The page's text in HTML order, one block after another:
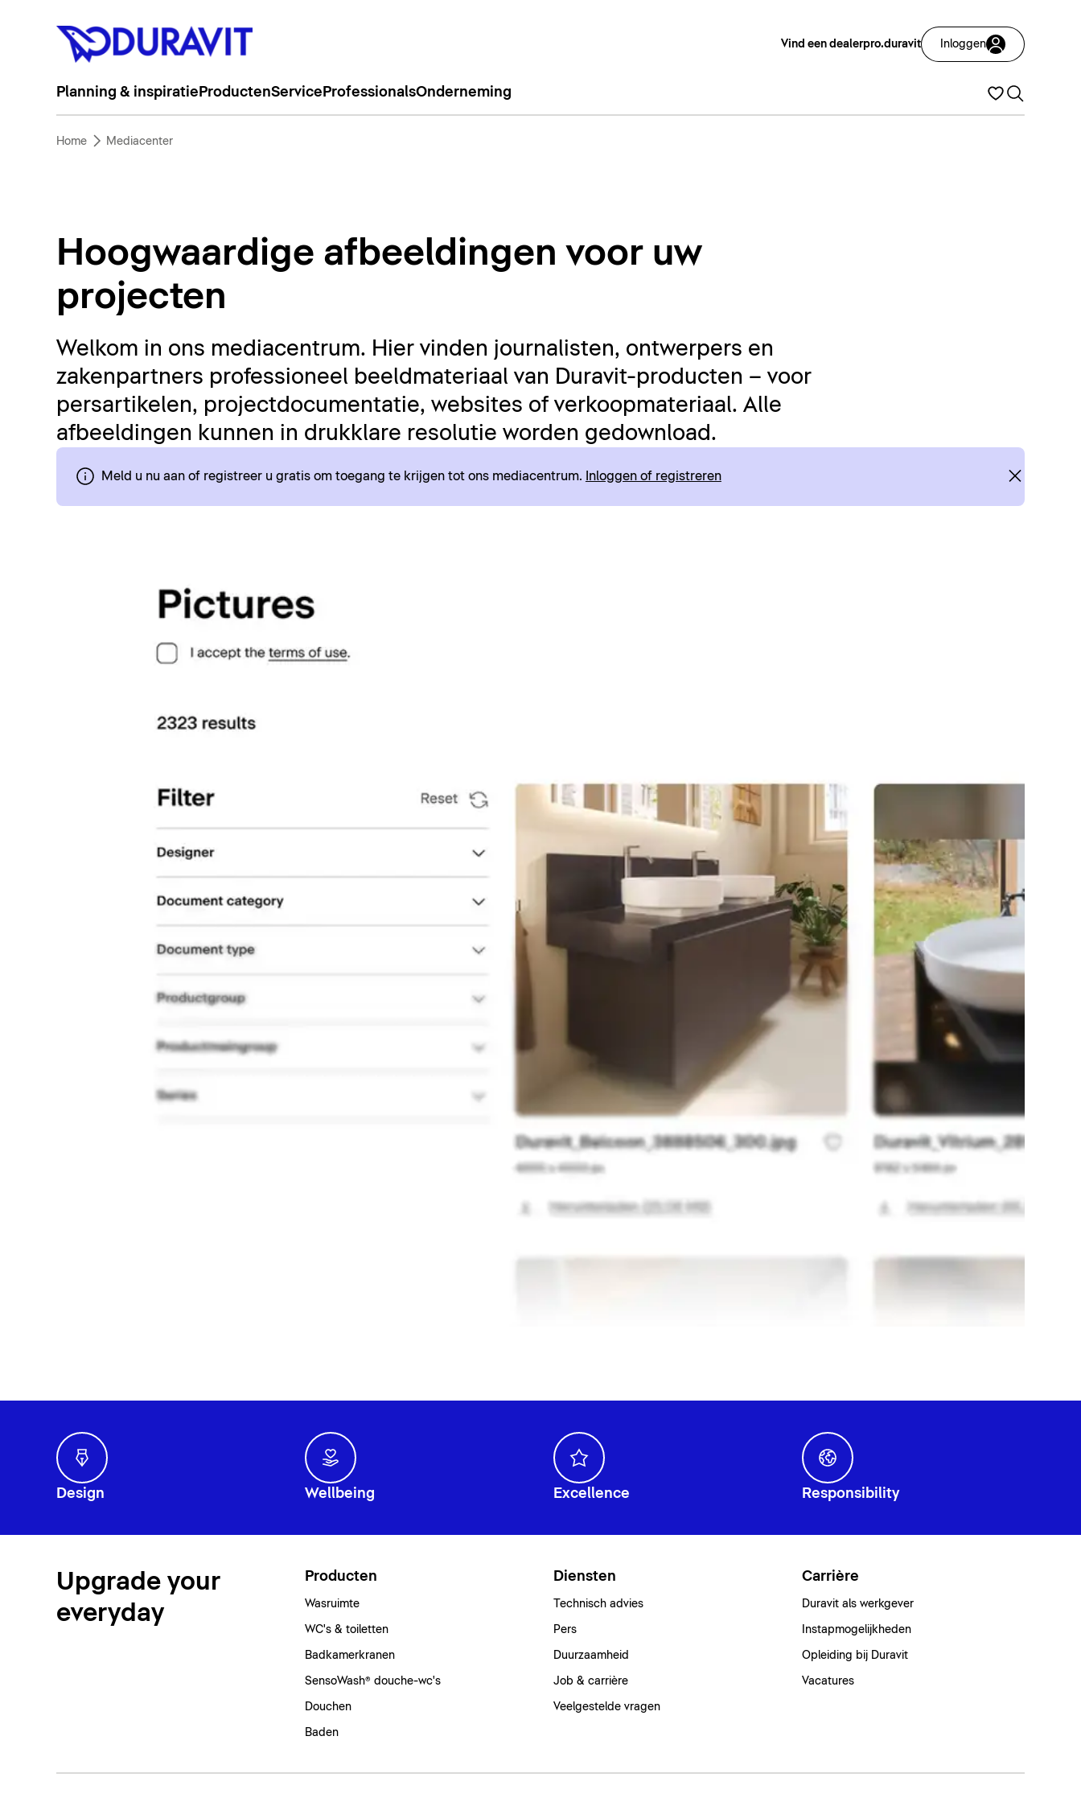
Vind een dealerpro.duravit Inloggen
Planning & inspiratie ProductenService ProfessionalsOnderneming
Home Mediacenter
Hoogwaardige afbeeldingen voor uw
projecten
Welkom in ons mediacentrum. Hier vinden journalisten, ontwerpers en
zakenpartners professioneel beeldmateriaal van Duravit-producten – voor
persartikelen, projectdocumentatie, websites of verkoopmateriaal. Alle
afbeeldingen kunnen in drukklare resolutie worden gedownload.
Meld u nu aan of registreer u gratis om toegang te krijgen tot ons mediacentrum. Inloggen of registreren
Design Wellbeing Excellence Responsibility
Upgrade your
everyday
Producten
Wasruimte
WC's & toiletten
Badkamerkranen
SensoWash® douche-wc's
Douchen
Baden
Diensten
Technisch advies
Pers
Duurzaamheid
Job & carrière
Veelgestelde vragen
Carrière
Duravit als werkgever
Instapmogelijkheden
Opleiding bij Duravit
Vacatures